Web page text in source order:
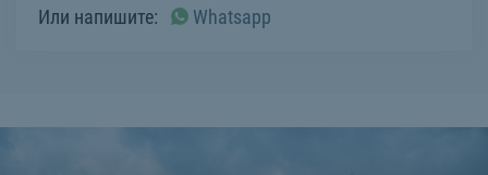
Или напишите:
Whatsapp